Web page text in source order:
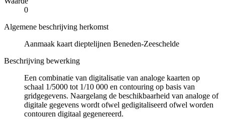
0
Algemene beschrijving herkomst
Aanmaak kaart dieptelijnen Beneden-Zeeschelde
Beschrijving bewerking
Een combinatie van digitalisatie van analoge kaarten op
schaal 1/5000 tot 1/10 000 en contouring op basis van
gridgegevens. Naargelang de beschikbaarheid van analoge of
digitale gegevens wordt ofwel gedigitaliseerd ofwel worden
contouren digitaal gegenereerd.